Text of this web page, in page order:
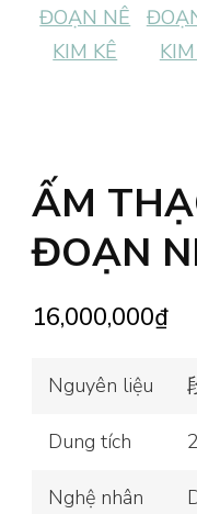
ẤM
ĐOẠN
16,000,000₫
Nguyên liệu
Dung tích
Nghệ nhân